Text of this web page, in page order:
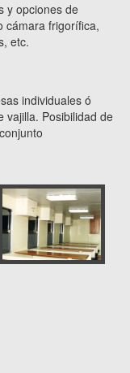
y opciones de
cámara frigorífica,
etc.
individuales ó
vajilla. Posibilidad de